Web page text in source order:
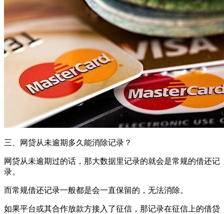
三、网贷从未逾期多久能消除记录？
网贷从未逾期过的话，那大数据里记录的就会是常规的借还记
录。
而常规借还记录一般都是会一直保留的，无法消除。
如果平台或其合作放款方接入了征信，那记录在征信上的借贷